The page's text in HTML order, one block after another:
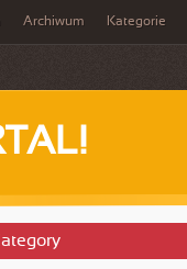
Archiwum Kategorie